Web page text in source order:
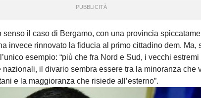
senso il caso di Bergamo, con una provincia
invece rinnovato la fiducia al primo cittadino dem. Ma,
esempio: “più che fra Nord e Sud, i vecchi
il divario sembra essere tra la minoranza che
e la maggioranza che risiede all’esterno”.